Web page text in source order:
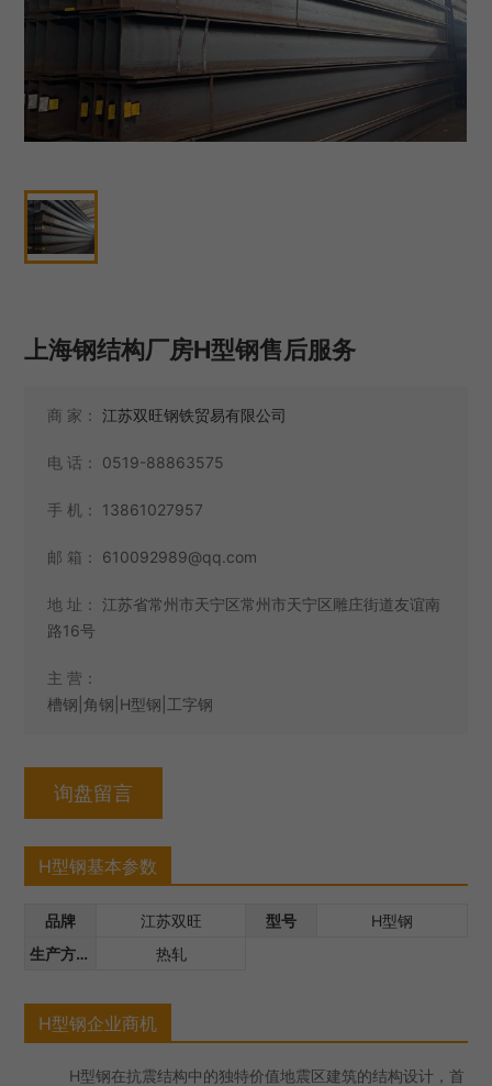
上海钢结构厂房H型钢售后服务
商 家：江苏双旺钢铁贸易有限公司
电 话： 0519-88863575
手 机： 13861027957
邮 箱： 610092989@qq.com
地 址：江苏省常州市天宁区常州市天宁区雕庄街道友谊南
路16号
主 营：
槽钢|角钢|H型钢|工字钢
询盘留言
H型钢基本参数
品牌 江苏双旺 型号
H型钢
生产方式
热轧
H型钢企业商机
H型钢在抗震结构中的独特价值地震区建筑的结构设计，首